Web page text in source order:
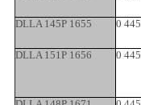
DLLA 145P 1655 0
DLLA 151P 1656 0